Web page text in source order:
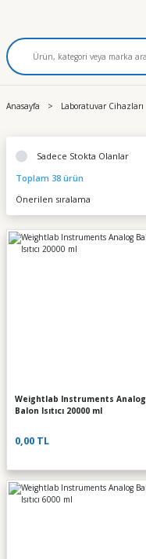
Anasayfa Laboratuvar Cihazları
Sadece Stokta Olanlar
Toplam 38 ürün
Weightlab Instruments Analog
Balon Isıtıcı 20000 ml
0,00 TL